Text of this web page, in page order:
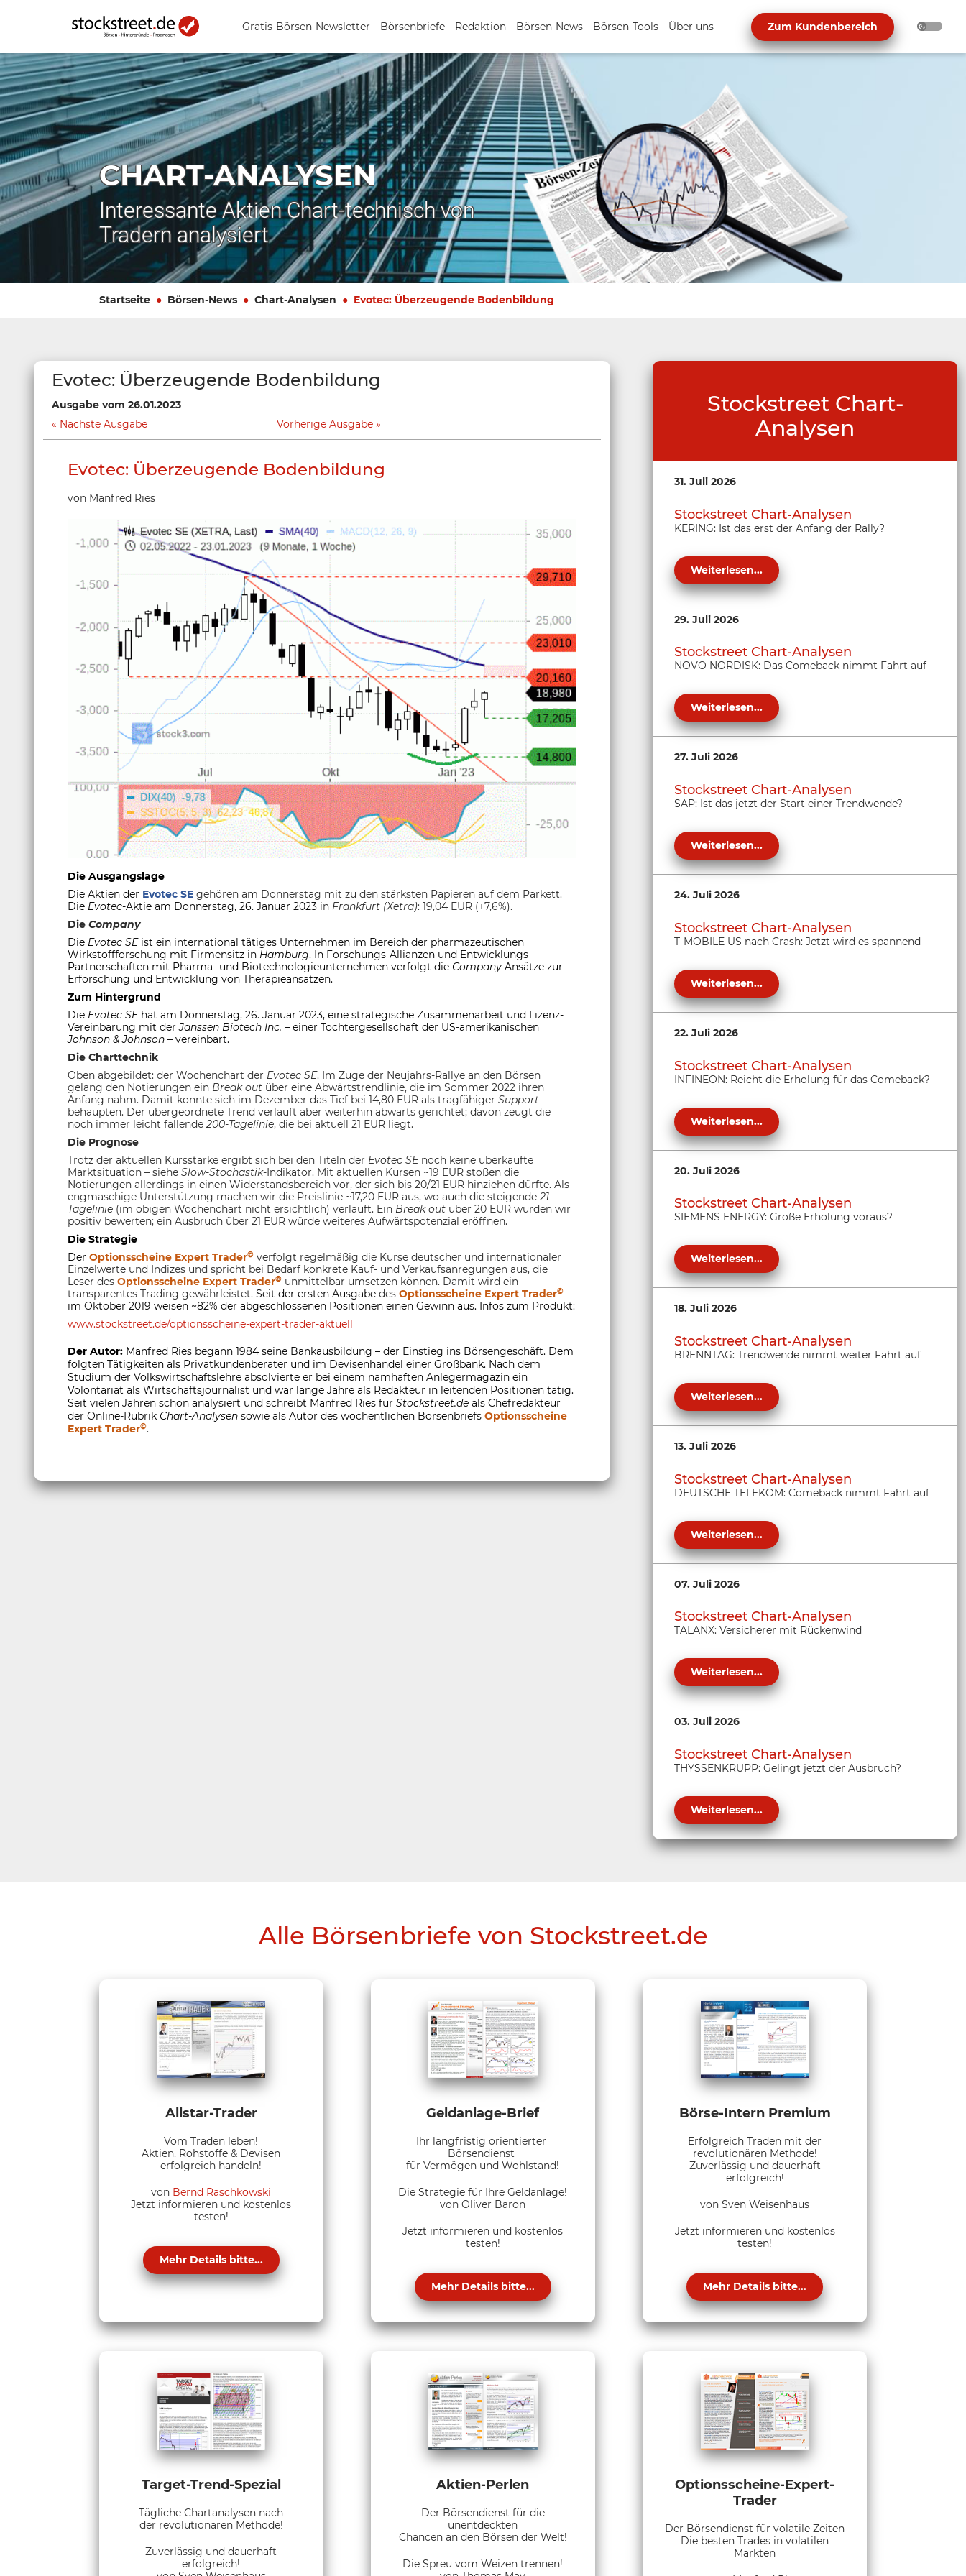
Gratis-Börsen-Newsletter Börsenbriefe Redaktion Börsen-News Börsen-Tools Über uns Zum Kundenbereich
CHART-ANALYSEN
Interessante Aktien Chart-technisch von
Tradern analysiert
Startseite Börsen-News Chart-Analysen Evotec: Überzeugende Bodenbildung
Evotec: Überzeugende Bodenbildung
Ausgabe vom 26.01.2023
Nächste Ausgabe
Vorherige Ausgabe
Evotec: Überzeugende Bodenbildung
von Manfred Ries
Die Ausgangslage
Die Aktien der Evotec SE gehören am Donnerstag mit zu den stärksten Papieren auf dem Parkett.
Die Evotec-Aktie am Donnerstag, 26. Januar 2023 in Frankfurt (Xetra): 19,04 EUR (+7,6%).
Die Company
Die Evotec SEist ein international tätiges Unternehmen im Bereich der pharmazeutischen
Wirkstoffforschung mit Firmensitz in Hamburg. In Forschungs-Allianzen und Entwicklungs-
Partnerschaften mit Pharma- und Biotechnologieunternehmen verfolgt die Company Ansätze zur
Erforschung und Entwicklung von Therapieansätzen.
Zum Hintergrund
Die Evotec SEhat am Donnerstag, 26. Januar 2023, eine strategische Zusammenarbeit und Lizenz-
Vereinbarung mit derJanssen Biotech Inc. – einer Tochtergesellschaft der US-amerikanischen
Johnson & Johnson – vereinbart.
Die Charttechnik
Oben abgebildet: der Wochenchart der Evotec SE. Im Zuge der Neujahrs-Rallye an den Börsen
gelang den Notierungen ein Break out über eine Abwärtstrendlinie, die im Sommer 2022 ihren
Anfang nahm. Damit konnte sich im Dezember das Tief bei 14,80 EUR als tragfähiger Support
behaupten. Der übergeordnete Trend verläuft aber weiterhin abwärts gerichtet; davon zeugt die
noch immer leicht fallende 200-Tagelinie, die bei aktuell 21 EUR liegt.
Die Prognose
Trotz der aktuellen Kursstärke ergibt sich bei den Titeln der Evotec SEnoch keine überkaufte
Marktsituation – siehe Slow-Stochastik-Indikator. Mit aktuellen Kursen ~19 EUR stoßen die
Notierungen allerdings in einen Widerstandsbereich vor, der sich bis 20/21 EUR hinziehen dürfte. Als
engmaschige Unterstützung machen wir die Preislinie ~17,20 EUR aus, wo auch die steigende 21-
Tagelinie (im obigen Wochenchart nicht ersichtlich) verläuft. Ein Break out über 20 EUR würden wir
positiv bewerten; ein Ausbruch über 21 EUR würde weiteres Aufwärtspotenzial eröffnen.
Die Strategie
Der Optionsscheine Expert Trader© verfolgt regelmäßig die Kurse deutscher und internationaler
Einzelwerte und Indizes und spricht bei Bedarf konkrete Kauf- und Verkaufsanregungen aus, die
Leser des Optionsscheine Expert Trader© unmittelbar umsetzen können. Damit wird ein
transparentes Trading gewährleistet. Seit der ersten Ausgabe des Optionsscheine Expert Trader©
im Oktober 2019 weisen ~82% der abgeschlossenen Positionen einen Gewinn aus. Infos zum Produkt:
www.stockstreet.de/optionsscheine-expert-trader-aktuell
Der Autor: Manfred Ries begann 1984 seine Bankausbildung – der Einstieg ins Börsengeschäft. Dem
folgten Tätigkeiten als Privatkundenberater und im Devisenhandel einer Großbank. Nach dem
Studium der Volkswirtschaftslehre absolvierte er bei einem namhaften Anlegermagazin ein
Volontariat als Wirtschaftsjournalist und war lange Jahre als Redakteur in leitenden Positionen tätig.
Seit vielen Jahren schon analysiert und schreibt Manfred Ries für Stockstreet.de als Chefredakteur
der Online-Rubrik Chart-Analysen sowie als Autor des wöchentlichen Börsenbriefs Optionsscheine
Expert Trader©.
Stockstreet Chart-
Analysen
31. Juli 2026
Stockstreet Chart-Analysen
KERING: Ist das erst der Anfang der Rally?
Weiterlesen...
29. Juli 2026
Stockstreet Chart-Analysen
NOVO NORDISK: Das Comeback nimmt Fahrt auf
Weiterlesen...
27. Juli 2026
Stockstreet Chart-Analysen
SAP: Ist das jetzt der Start einer Trendwende?
Weiterlesen...
24. Juli 2026
Stockstreet Chart-Analysen
T-MOBILE US nach Crash: Jetzt wird es spannend
Weiterlesen...
22. Juli 2026
Stockstreet Chart-Analysen
INFINEON: Reicht die Erholung für das Comeback?
Weiterlesen...
20. Juli 2026
Stockstreet Chart-Analysen
SIEMENS ENERGY: Große Erholung voraus?
Weiterlesen...
18. Juli 2026
Stockstreet Chart-Analysen
BRENNTAG: Trendwende nimmt weiter Fahrt auf
Weiterlesen...
13. Juli 2026
Stockstreet Chart-Analysen
DEUTSCHE TELEKOM: Comeback nimmt Fahrt auf
Weiterlesen...
07. Juli 2026
Stockstreet Chart-Analysen
TALANX: Versicherer mit Rückenwind
Weiterlesen...
03. Juli 2026
Stockstreet Chart-Analysen
THYSSENKRUPP: Gelingt jetzt der Ausbruch?
Weiterlesen...
Alle Börsenbriefe von Stockstreet.de
Allstar-Trader
Vom Traden leben!
Aktien, Rohstoffe & Devisen
erfolgreich handeln!
von Bernd Raschkowski
Jetzt informieren und kostenlos
testen!
Mehr Details bitte...
Geldanlage-Brief
Ihr langfristig orientierter
Börsendienst
für Vermögen und Wohlstand!
Die Strategie für Ihre Geldanlage!
von Oliver Baron
Jetzt informieren und kostenlos
testen!
Mehr Details bitte...
Börse-Intern Premium
Erfolgreich Traden mit der
revolutionären Methode!
Zuverlässig und dauerhaft
erfolgreich!
von Sven Weisenhaus
Jetzt informieren und kostenlos
testen!
Mehr Details bitte...
Target-Trend-Spezial
Tägliche Chartanalysen nach
der revolutionären Methode!
Zuverlässig und dauerhaft
erfolgreich!
Aktien-Perlen
Der Börsendienst für die
unentdeckten
Chancen an den Börsen der Welt!
Die Spreu vom Weizen trennen!
Optionsscheine-Expert-
Trader
Der Börsendienst für volatile Zeiten
Die besten Trades in volatilen
Märkten